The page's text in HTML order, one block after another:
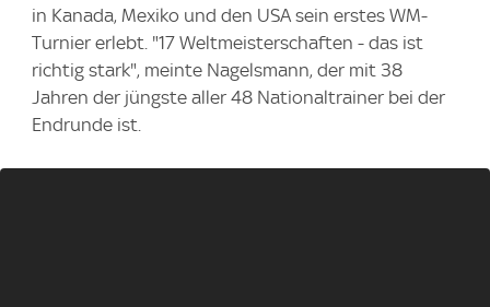
in Kanada, Mexiko und den USA sein erstes WM-
Turnier erlebt. "17 Weltmeisterschaften - das ist
richtig stark", meinte Nagelsmann, der mit 38
Jahren der jüngste aller 48 Nationaltrainer bei der
Endrunde ist.